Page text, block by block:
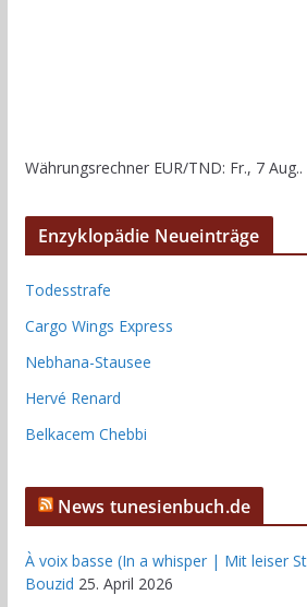
Währungsrechner EUR/TND: Fr., 7 Aug..
Enzyklopädie Neueinträge
Todesstrafe
Cargo Wings Express
Nebhana-Stausee
Hervé Renard
Belkacem Chebbi
News tunesienbuch.de
À voix basse (In a whisper | Mit leiser
Bouzid 25. April 2026